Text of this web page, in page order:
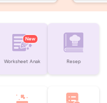
New
Worksheet Anak Resep